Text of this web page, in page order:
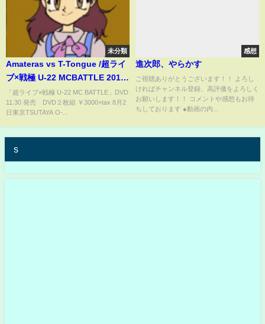
未分類
Amateras vs T-Tongue /超ライ
ブ×戦極 U-22 MCBATTLE 2016
TOKYO
「超ライブ×戦極 U-22 MC BATTLE」DVD
11.30 発売 DVD２枚組 ￥3000+tax 8月2
日東京TSUTAYA O-...
感想
進次郎、やらかす
ご視聴ありがとうございます！！ よろし
ければチャンネル登録、高評価をよろしく
お願いします！！ コメントや感想もお待
ちしております ●動画の内...
s